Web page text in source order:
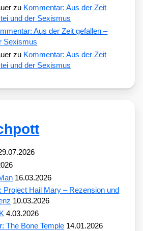
zu Kommentar: Aus der Zeit
und der Sexismus
Aus der Zeit gefallen –
Sexismus
zu Kommentar: Aus der Zeit
und der Sexismus
16.03.2026
Project Hail Mary – Rezension und
10.03.2026
4.03.2026
The Bone Temple 14.01.2026